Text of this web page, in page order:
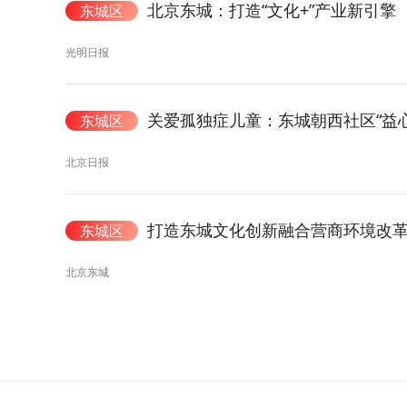
东城区 北京东城：打造“文化+”产业新引擎
光明日报
东城区 关爱孤独症儿童：东城朝西社区“益
北京日报
东城区 打造东城文化创新融合营商环境改
北京东城